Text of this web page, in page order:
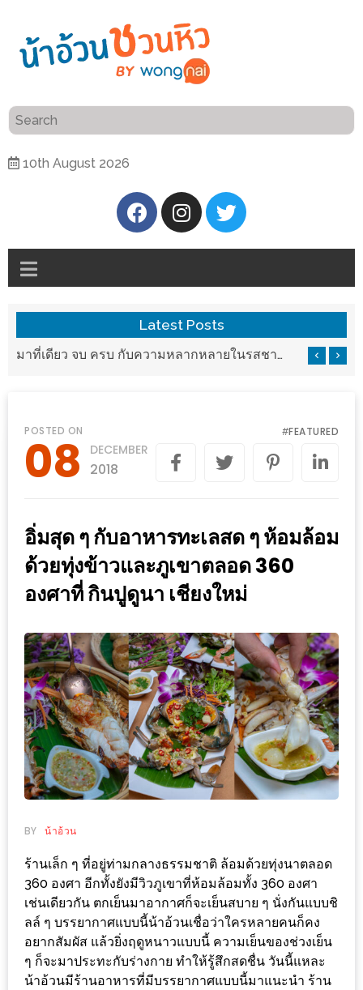
10th August 2026
แนะนำ
อ้วน
ความ
เป็น
ศิริ
ปัน
นาฯ
เชียงใหม่
เล่น
กัน
ฐานะ
อะไร
ก็ได้
…
เดียว
ที่
ครบ
ครั้ง
ช้อป
ชิ
ลล์
HIMMA
MARKET
FESTIVAL
10
ร้าน
พ่อ
Latest Posts
มาที่เดียว จบ ครบ กับความหลากหลายในรสชาติที่นำมาจากทั่วเมืองจีนที่ HAN The Chinese Cuisine
POSTED ON
08 DECEMBER
2018
#FEATURED
อิ่มสุด ๆ กับอาหารทะเลสด ๆ ห้อมล้อม
ด้วยทุ่งข้าวและภูเขาตลอด 360
องศาที่ กินปูดูนา เชียงใหม่
BY น้าอ้วน
ร้านเล็ก ๆ ที่อยู่ท่ามกลางธรรมชาติ ล้อมด้วยทุ่งนาตลอด
360 องศา อีกทั้งยังมีวิวภูเขาที่ห้อมล้อมทั้ง 360 องศา
เช่นเดียวกัน ตกเย็นมาอากาศก็จะเย็นสบาย ๆ นั่งกันแบบชิ
ลล์ ๆ บรรยากาศแบบนี้น้าอ้วนเชื่อว่าใครหลายคนก็คง
อยากสัมผัส แล้วยิ่งฤดูหนาวแบบนี้ ความเย็นของช่วงเย็น
ๆ ก็จะมาประทะกับร่างกาย ทำให้รู้สึกสดชื่น วันนี้แหละ
น้าอ้วนมีร้านอาหารที่มีบรรยากาศแบบนี้มาแนะนำ ร้าน